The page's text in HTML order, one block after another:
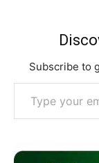
Subscribe to
Type your email…